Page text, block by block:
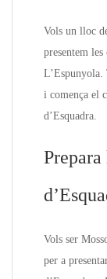
Vols un lloc
presentem
i comença el
d’Esquadra.
Vols ser
per a